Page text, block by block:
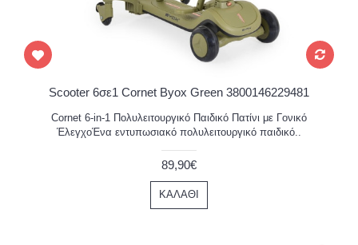
Scooter 6σε1 Cornet Byox Green 3800146229481
Cornet 6-in-1 Πολυλειτουργικό Παιδικό Πατίνι με Γονικό
ΈλεγχοΈνα εντυπωσιακό πολυλειτουργικό παιδικό..
89,90€
ΚΑΛΆΘΙ